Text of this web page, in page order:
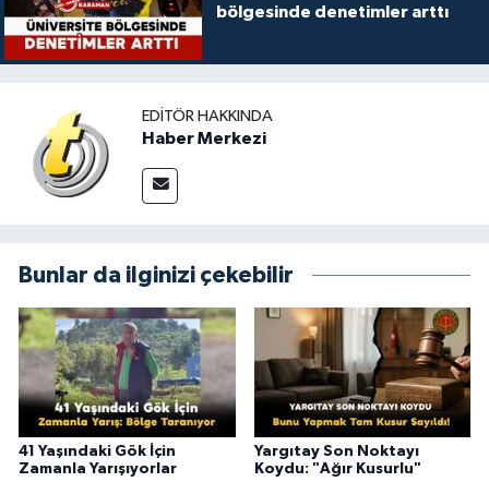
bölgesinde denetimler arttı
EDITÖR HAKKINDA
Haber Merkezi
Bunlar da ilginizi çekebilir
41 Yaşındaki Gök İçin
Zamanla Yarışıyorlar
Yargıtay Son Noktayı
Koydu: "Ağır Kusurlu"